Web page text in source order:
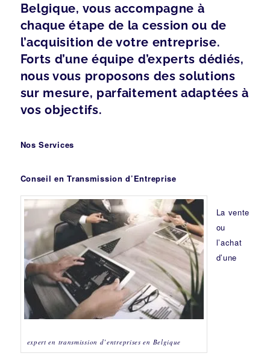
Belgique, vous accompagne à
chaque étape de la cession ou de
l’acquisition de votre entreprise.
Forts d’une équipe d’experts dédiés,
nous vous proposons des solutions
sur mesure, parfaitement adaptées à
vos objectifs.
Nos Services
Conseil en Transmission d’Entreprise
expert en transmission d’entreprises en Belgique
La vente
ou
l’achat
d’une